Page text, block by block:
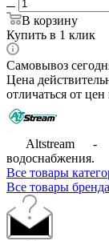
В корзину
Купить в 1 клик
Самовывоз
Цена
отличаться от
Altstream -
водоснабжения.
Все товары
Все товары